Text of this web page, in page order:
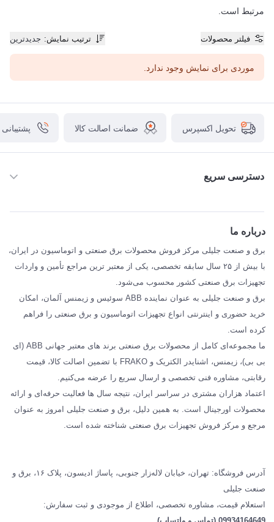
مرتبط است.
فیلتر محصولات ترتیب نمایش: جدیدترین
موردی برای نمایش وجود ندارد.
تحویل اکسپرس ضمانت اصالت کالا
دسترسی سریع
SCHNEIDER
فراکو FRAKO
مقالات تخصصی برق صنعتی
درباره ما
برق و صنعت جلیلی مرکز فروش محصولات برق صنعتی و اتوماسیون در ایران،
با بیش از ۲۵ سال سابقه تخصصی، یکی از معتبر ترین مراجع تأمین و واردات
تجهیزات برق صنعتی کشور محسوب می‌شود.
برق و صنعت جلیلی به عنوان نماینده ABB سوئیس و زیمنس آلمان، امکان
خرید حضوری و اینترنتی انواع تجهیزات اتوماسیون و برق صنعتی را فراهم
کرده است.
ما مجموعه‌ای کامل از محصولات برق صنعتی برند های معتبر جهانی ABB (ای
بی بی)، زیمنس، اشنایدر الکتریک و FRAKO با تضمین اصالت کالا، قیمت
رقابتی، مشاوره فنی تخصصی و ارسال سریع را عرضه می‌کنیم.
اعتماد هزاران مشتری در سراسر ایران، نتیجه سال ها فعالیت حرفه‌ای و ارائه
محصولات اورجینال است. به همین دلیل، برق و صنعت جلیلی امروز به عنوان
مرجع و مرکز فروش تجهیزات برق صنعتی شناخته شده است.
آدرس فروشگاه: تهران، خیابان لاله‌زار جنوبی، پاساژ ادیسون، پلاک ۱۶، برق و
صنعت جلیلی
استعلام قیمت، مشاوره تخصصی، اطلاع از موجودی و ثبت سفارش: